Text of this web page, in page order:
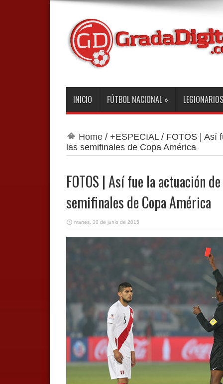
INICIO FÚTBOL NACIONAL » LEGIONARIOS
Home/ +ESPECIAL/ FOTOS | Así
las semifinales de Copa América
FOTOS | Así fue la actuación
semifinales de Copa América
martes, 30 de junio de 2015